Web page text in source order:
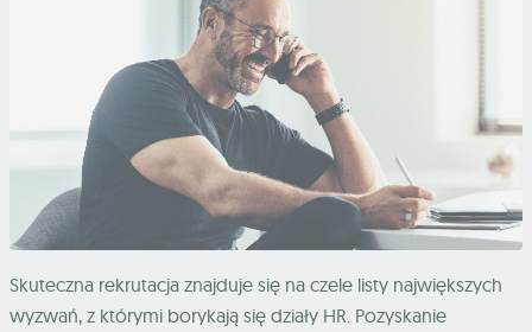
Skuteczna rekrutacja znajduje się na czele listy największych
wyzwań, z którymi borykają się działy HR. Pozyskanie